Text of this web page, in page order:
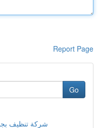
Report Page
Go
شركة تنظيف